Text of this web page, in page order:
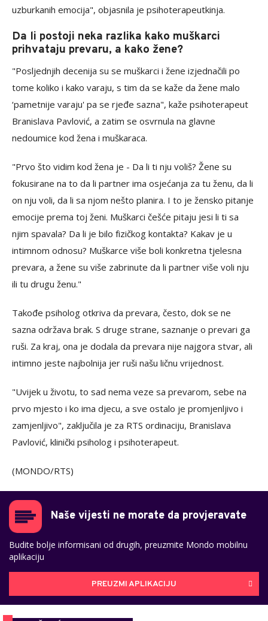
uzburkanih emocija", objasnila je psihoterapeutkinja.
Da li postoji neka razlika kako muškarci
prihvataju prevaru, a kako žene?
"Posljednjih decenija su se muškarci i žene izjednačili po
tome koliko i kako varaju, s tim da se kaže da žene malo
‘pametnije varaju' pa se rjeđe sazna", kaže psihoterapeut
Branislava Pavlović, a zatim se osvrnula na glavne
nedoumice kod žena i muškaraca.
"Prvo što vidim kod žena je - Da li ti nju voliš? Žene su
fokusirane na to da li partner ima osjećanja za tu ženu, da li
on nju voli, da li sa njom nešto planira. I to je žensko pitanje
emocije prema toj ženi. Muškarci češće pitaju jesi li ti sa
njim spavala? Da li je bilo fizičkog kontakta? Kakav je u
intimnom odnosu? Muškarce više boli konkretna tjelesna
prevara, a žene su više zabrinute da li partner više voli nju
ili tu drugu ženu."
Takođe psiholog otkriva da prevara, često, dok se ne
sazna održava brak. S druge strane, saznanje o prevari ga
ruši. Za kraj, ona je dodala da prevara nije najgora stvar, ali
intimno jeste najbolnija jer ruši našu ličnu vrijednost.
"Uvijek u životu, to sad nema veze sa prevarom, sebe na
prvo mjesto i ko ima djecu, a sve ostalo je promjenljivo i
zamjenljivo", zaključila je za RTS ordinaciju, Branislava
Pavlović, klinički psiholog i psihoterapeut.
(MONDO/RTS)
Naše vijesti ne morate da provjeravate
Budite bolje informisani od drugih, preuzmite Mondo mobilnu
aplikaciju
PREUZMI APLIKACIJU